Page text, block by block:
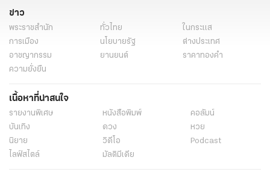
ข่าว
พระราชสำนัก ทั่วไทย
ในกระแส
การเมือง
นโยบายรัฐ
ต่างประเทศ
อาชญากรรม
ยานยนต์
ราคาทองคำ
ความยั่งยืน
เนื้อหาที่น่าสนใจ
รายงานพิเศษ หนังสือพิมพ์
คอลัมน์
บันเทิง
ดวง
หวย
นิยาย
วิดีโอ
Podcast
ไลฟ์สไตล์
มัลติมีเดีย